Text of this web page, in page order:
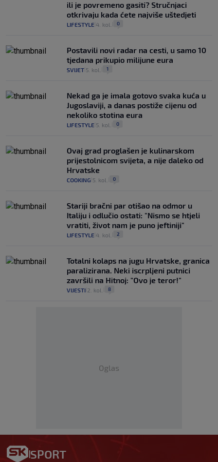
ili je povremeno gasiti? Stručnjaci
otkrivaju kada ćete najviše uštedjeti
LIFESTYLE 4. kol. 0
Postavili novi radar na cesti, u samo 10
tjedana prikupio milijune eura
SVIJET 5. kol. 1
Nekad ga je imala gotovo svaka kuća u
Jugoslaviji, a danas postiže cijenu od
nekoliko stotina eura
LIFESTYLE 5. kol. 0
Ovaj grad proglašen je kulinarskom
prijestolnicom svijeta, a nije daleko od
Hrvatske
COOKING 5. kol. 0
Stariji bračni par otišao na odmor u
Italiju i odlučio ostati: "Nismo se htjeli
vratiti, život nam je puno jeftiniji"
LIFESTYLE 4. kol. 2
Totalni kolaps na jugu Hrvatske, granica
paralizirana. Neki iscrpljeni putnici
završili na Hitnoj: "Ovo je teror!"
VIJESTI 2. kol. 8
Oglas
SPORT